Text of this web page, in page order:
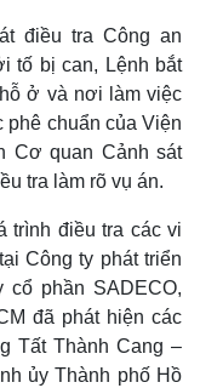
điều tra Công an
tố bị can, Lệnh bắt
ở và nơi làm việc
chuẩn của Viện
Cơ quan Cảnh sát
tra làm rõ vụ án.
trình điều tra các vi
Công ty phát triển
cổ phần SADECO,
đã phát hiện các
Tất Thành Cang –
ủy Thành phố Hồ